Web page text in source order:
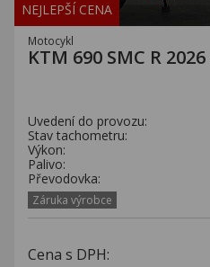
NEJLEPŠÍ CENA
Motocykl
KTM 690 SMC R 2026
Uvedení do provozu:
Stav tachometru:
Výkon:
Palivo:
Převodovka:
Záruka výrobce
Cena s DPH: